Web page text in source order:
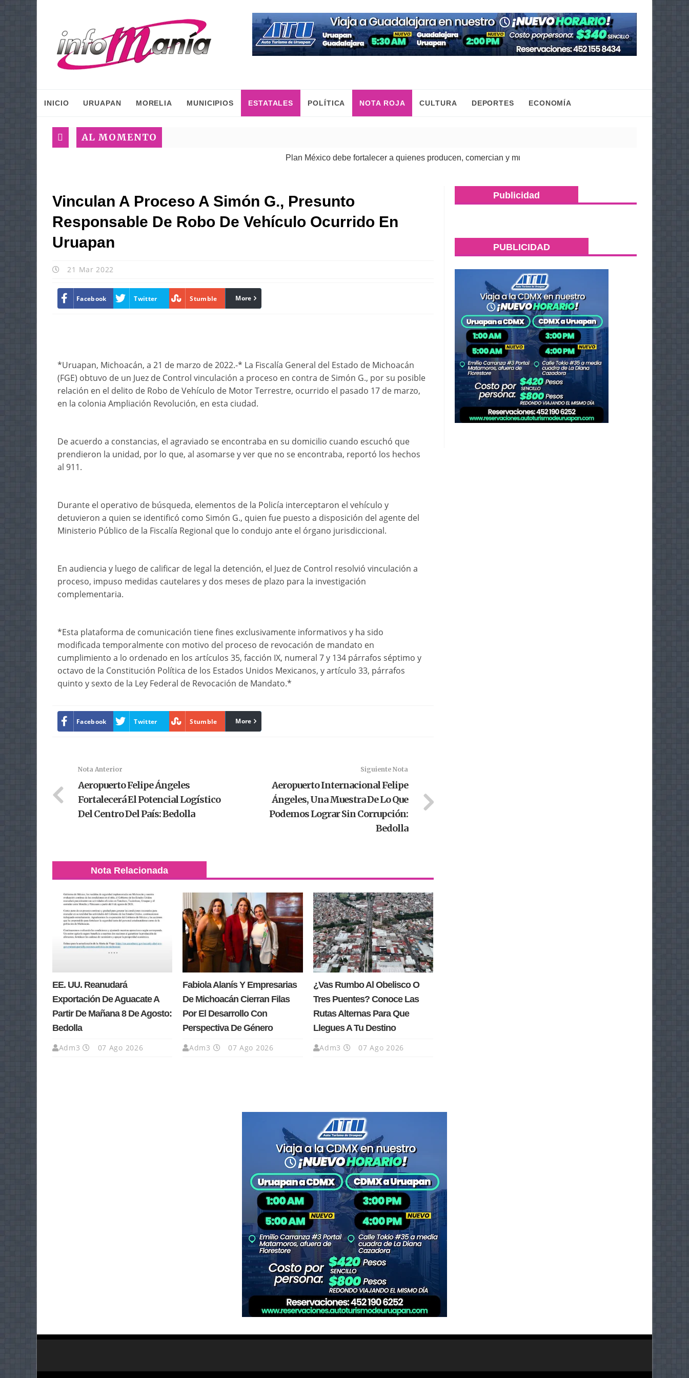
INICIO URUAPAN MORELIA MUNICIPIOS ESTATALES POLÍTICA NOTA ROJA CULTURA DEPORTES ECONOMÍA
AL MOMENTO
Plan México debe fortalecer a quienes producen, comercian y mueven la economía regional: Torres Piña
Vinculan A Proceso A Simón G., Presunto
Responsable De Robo De Vehículo Ocurrido En
Uruapan
21 Mar 2022
Facebook Twitter Stumble linkedin
More
*Uruapan, Michoacán, a 21 de marzo de 2022.-* La Fiscalía General del Estado de Michoacán
(FGE) obtuvo de un Juez de Control vinculación a proceso en contra de Simón G., por su posible
relación en el delito de Robo de Vehículo de Motor Terrestre, ocurrido el pasado 17 de marzo,
en la colonia Ampliación Revolución, en esta ciudad.
De acuerdo a constancias, el agraviado se encontraba en su domicilio cuando escuchó que
prendieron la unidad, por lo que, al asomarse y ver que no se encontraba, reportó los hechos
al 911.
Durante el operativo de búsqueda, elementos de la Policía interceptaron el vehículo y
detuvieron a quien se identificó como Simón G., quien fue puesto a disposición del agente del
Ministerio Público de la Fiscalía Regional que lo condujo ante el órgano jurisdiccional.
En audiencia y luego de calificar de legal la detención, el Juez de Control resolvió vinculación a
proceso, impuso medidas cautelares y dos meses de plazo para la investigación
complementaria.
*Esta plataforma de comunicación tiene fines exclusivamente informativos y ha sido
modificada temporalmente con motivo del proceso de revocación de mandato en
cumplimiento a lo ordenado en los artículos 35, facción IX, numeral 7 y 134 párrafos séptimo y
octavo de la Constitución Política de los Estados Unidos Mexicanos, y artículo 33, párrafos
quinto y sexto de la Ley Federal de Revocación de Mandato.*
Facebook Twitter Stumble linkedin
More
Nota Anterior
Aeropuerto Felipe Ángeles
Fortalecerá El Potencial Logístico
Del Centro Del País: Bedolla
Siguiente Nota
Aeropuerto Internacional Felipe
Ángeles, Una Muestra De Lo Que
Podemos Lograr Sin Corrupción:
Bedolla
Nota Relacionada
EE. UU. Reanudará
Exportación De Aguacate A
Partir De Mañana 8 De Agosto:
Bedolla
Adm3 07 Ago 2026
Fabiola Alanís Y Empresarias
De Michoacán Cierran Filas
Por El Desarrollo Con
Perspectiva De Género
Adm3 07 Ago 2026
¿Vas Rumbo Al Obelisco O
Tres Puentes? Conoce Las
Rutas Alternas Para Que
Llegues A Tu Destino
Adm3 07 Ago 2026
Publicidad
PUBLICIDAD